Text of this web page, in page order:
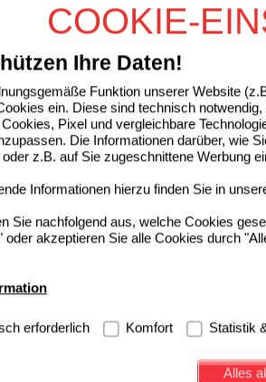
COOKIE-
Ihre Daten!
Funktion unserer Website
ein. Diese sind technisch
Pixel und vergleichbare
Die Informationen darüber, wie
z.B. auf Sie zugeschnittene Werbung
Informationen hierzu finden Sie in
Sie nachfolgend aus, welche Cookies
oder akzeptieren Sie alle Cookies durch
Notwendig: Hierbei handelt es sich um
(z.B. Navigation, Warenkorb,
Diese Cookies werden genutzt um das
erforderlich Komfort Statistik
Alles